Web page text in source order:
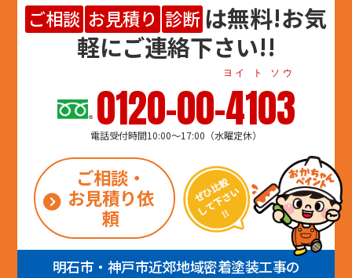
ご相談 お見積り 診断 は無料!お気
軽にご連絡下さい!!
0120-00-4103
ヨイ ト ソウ
電話受付時間10:00～17:00（水曜定休）
ご相談・
お見積り依
頼
明石市・神戸市近郊地域密着塗装工事の